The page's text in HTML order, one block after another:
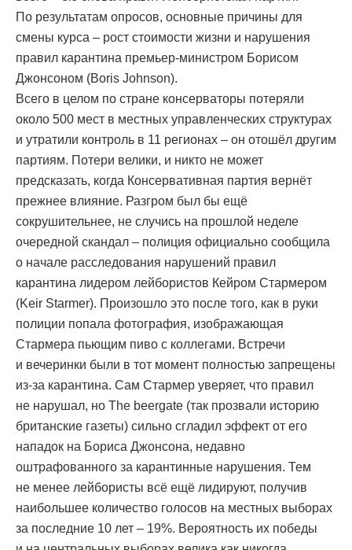
По результатам опросов, основные причины для
смены курса – рост стоимости жизни и нарушения
правил карантина премьер-министром Борисом
Джонсоном (Boris Johnson).
Всего в целом по стране консерваторы потеряли
около 500 мест в местных управленческих структурах
и утратили контроль в 11 регионах – он отошёл другим
партиям. Потери велики, и никто не может
предсказать, когда Консервативная партия вернёт
прежнее влияние. Разгром был бы ещё
сокрушительнее, не случись на прошлой неделе
очередной скандал – полиция официально сообщила
о начале расследования нарушений правил
карантина лидером лейбористов Кейром Стармером
(Keir Starmer). Произошло это после того, как в руки
полиции попала фотография, изображающая
Стармера пьющим пиво с коллегами. Встречи
и вечеринки были в тот момент полностью запрещены
из-за карантина. Сам Стармер уверяет, что правил
не нарушал, но The beergate (так прозвали историю
британские газеты) сильно сгладил эффект от его
нападок на Бориса Джонсона, недавно
оштрафованного за карантинные нарушения. Тем
не менее лейбористы всё ещё лидируют, получив
наибольшее количество голосов на местных выборах
за последние 10 лет – 19%. Вероятность их победы